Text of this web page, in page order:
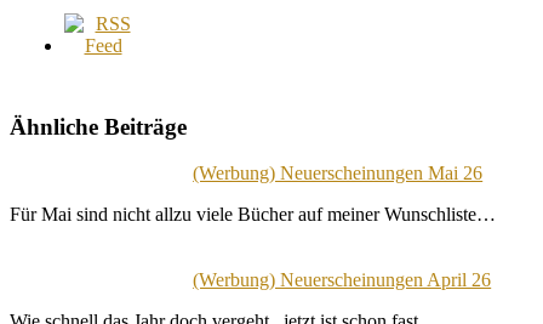
Ähnliche Beiträge
(Werbung) Neuerscheinungen Mai 26
Für Mai sind nicht allzu viele Bücher auf meiner Wunschliste…
(Werbung) Neuerscheinungen April 26